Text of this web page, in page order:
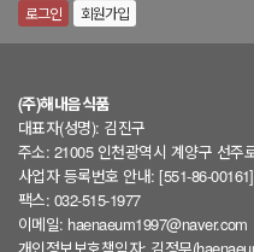
로그인 회원가입
(주)해내음식품
대표자(성명): 김진구
주소: 21005 인천광역시 계양구 선주
사업자 등록번호 안내: [551-86-00161]
팩스: 032-515-1977
이메일: haenaeum1997@naver.com